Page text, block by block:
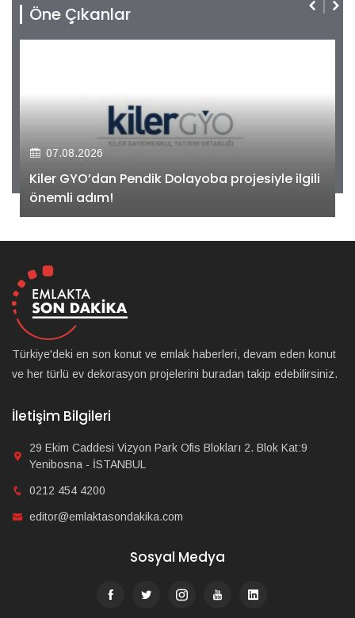
Öne Çıkanlar
07.08.2026
Kiler GYO’dan Pendik Dolayoba projesiyle ilgili
önemli adım!
Türkiye'deki en son konut ve emlak haberleri, devam eden konut
ve her türlü ev dekorasyon projelerini buradan takip edebilirsiniz.
İletişim Bilgileri
29 Ekim Caddesi Vizyon Park Ofis Blokları 2. Blok Kat:9
Yenibosna - İSTANBUL
0212 454 4200
editor@emlaktasondakika.com
Sosyal Medya